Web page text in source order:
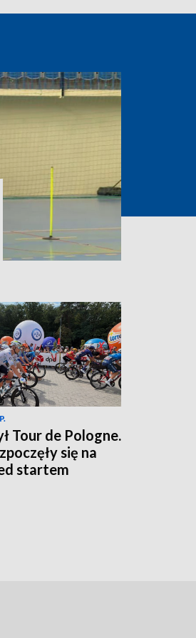
Tour de Pologne.
się na
startem